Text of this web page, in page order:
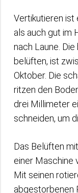
Vertikutieren ist
als auch gut im
nach Laune.
belüften, ist
Oktober. Die
ritzen den
drei Millimeter
schneiden, um
Das Belüften
einer Maschine
Mit seinen
abgestorbenen